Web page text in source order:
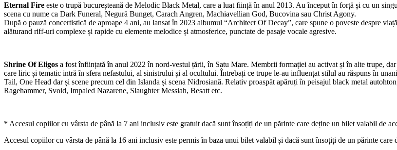
Eternal Fire este o trupă bucureșteană de Melodic Black Metal, care a luat ființă în anul 2013. Au început în forță și cu un
scena cu nume ca Dark Funeral, Negură Bunget, Carach Angren, Machiavellian God, Bucovina sau Christ Agony.
După o pauză concertistică de aproape 4 ani, au lansat în 2023 albumul “Architect Of Decay”, care spune o poveste despre
alăturand riff-uri complexe și rapide cu elemente melodice și atmosferice, punctate de pasaje vocale agresive.
Shrine Of Eligos a fost înființată în anul 2022 în nord-vestul țării, în Satu Mare. Membrii formației au activat și în alte trupe,
care liric și tematic intră în sfera nefastului, al sinistrului și al ocultului. Întrebați ce trupe le-au influențat stilul au răspuns în
Tail, One Head dar și scene precum cel din Islanda și scena Nidrosiană. Relativ proaspăt apăruți în peisajul black metal
Ragehammer, Svoid, Impaled Nazarene, Slaughter Messiah, Besatt etc.
* Accesul copiilor cu vârsta de până la 7 ani inclusiv este gratuit dacă sunt însoțiți de un părinte care deține un bilet valabil de
Accesul copiilor cu vârsta de până la 16 ani inclusiv este permis în baza unui bilet valabil și dacă sunt însoțiți de un părinte care